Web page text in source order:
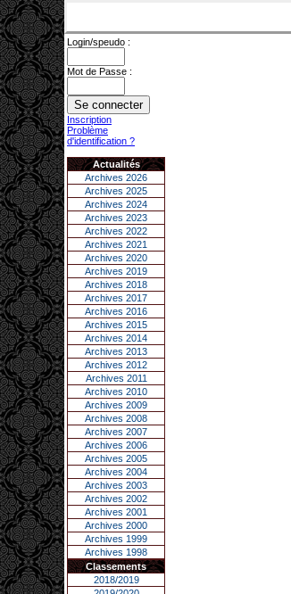
Login/speudo :
Mot de Passe :
Inscription
Problème
d'identification ?
Actualités
Archives 2026
Archives 2025
Archives 2024
Archives 2023
Archives 2022
Archives 2021
Archives 2020
Archives 2019
Archives 2018
Archives 2017
Archives 2016
Archives 2015
Archives 2014
Archives 2013
Archives 2012
Archives 2011
Archives 2010
Archives 2009
Archives 2008
Archives 2007
Archives 2006
Archives 2005
Archives 2004
Archives 2003
Archives 2002
Archives 2001
Archives 2000
Archives 1999
Archives 1998
Classements
2018/2019